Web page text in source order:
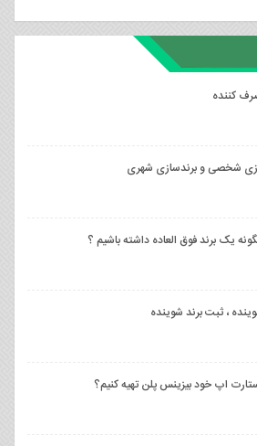
کننده
شخصی و برندسازی شهری
یک برند فوق العاده داشته باشیم ؟
، ثبت برند شوینده
اپ خود بیزینس پلن تهیه کنیم؟